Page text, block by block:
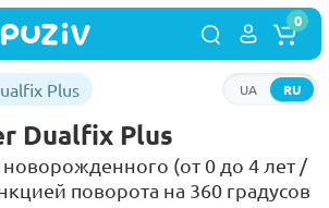
RU
UA
0
Plus
Dualfix Plus
(от 0 до 4 лет /
поворота на 360 градусов